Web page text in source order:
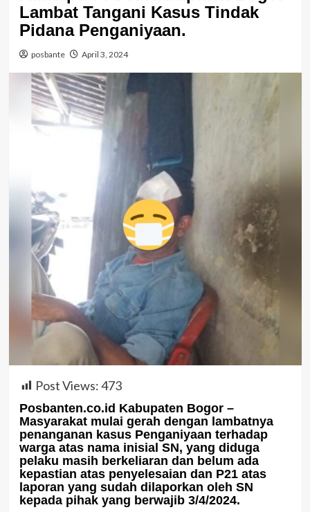
Lambat Tangani Kasus Tindak
Pidana Penganiyaan.
posbante April 3, 2024
Post Views:473
Posbanten.co.id Kabupaten Bogor –
Masyarakat mulai gerah dengan lambatnya
penanganan kasus Penganiyaan terhadap
warga atas nama inisial SN, yang diduga
pelaku masih berkeliaran dan belum ada
kepastian atas penyelesaian dan P21 atas
laporan yang sudah dilaporkan oleh SN
kepada pihak yang berwajib 3/4/2024.